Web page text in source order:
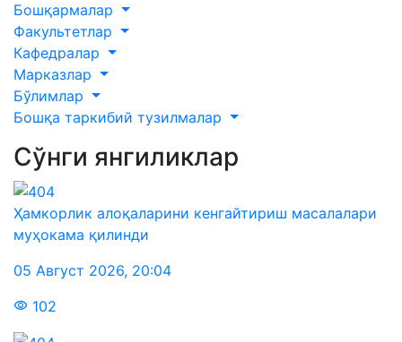
Бошқармалар
Факультетлар
Кафедралар
Марказлар
Бўлимлар
Бошқа таркибий тузилмалар
Сўнги янгиликлар
Ҳамкорлик алоқаларини кенгайтириш масалалари
муҳокама қилинди
05 Август 2026, 20:04
102